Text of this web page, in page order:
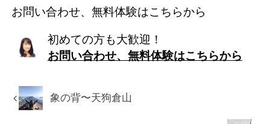
お問い合わせ、無料体験はこちらから
初めての方も大歓迎！
お問い合わせ、無料体験はこちらから
象の背〜天狗倉山